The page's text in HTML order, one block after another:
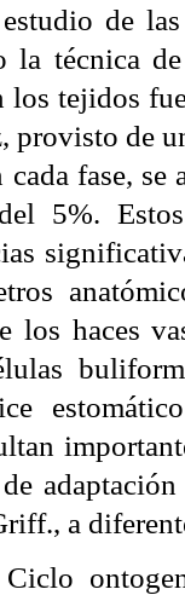
de
la técnica
los tejidos
provisto de
cada fase,
5%.
los haces
a
Ciclo